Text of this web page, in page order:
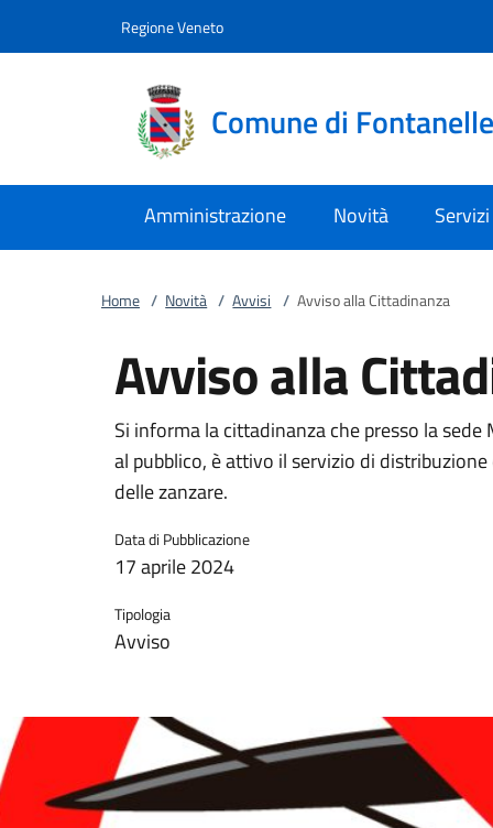
Regione Veneto
Comune di Fontanelle
Amministrazione Novità Servizi
Home / Novità / Avvisi / Avviso alla Cittadinanza
Avviso alla
Si informa la cittadinanza che presso la
al pubblico, è attivo il servizio di
delle zanzare.
Data di Pubblicazione
17 aprile 2024
Tipologia
Avviso